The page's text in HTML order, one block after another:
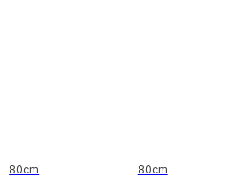
80cm 80cm